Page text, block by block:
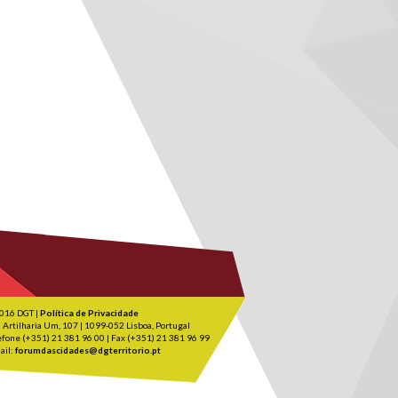
DGT |Política de Privacidade
Artilharia Um, 107 | 1099-052 Lisboa, Portugal
(+351) 21 381 96 00 | Fax (+351) 21 381 96 99
forumdascidades@dgterritorio.pt